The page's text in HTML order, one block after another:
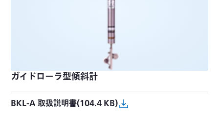
ガイドローラ型傾斜計
BKL-A 取扱説明書(104.4 KB)